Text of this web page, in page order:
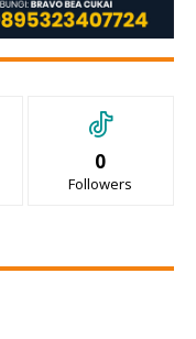
0
Followers